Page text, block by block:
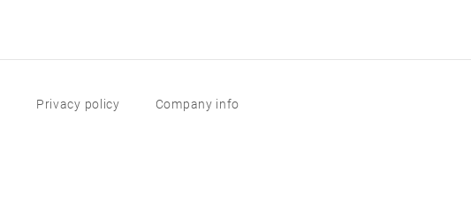
Privacy policy Company info